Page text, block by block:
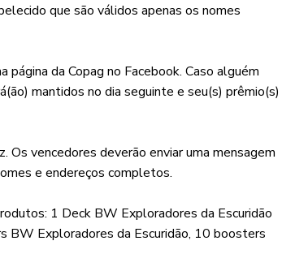
que são válidos apenas os nomes
página da Copag no Facebook. Caso alguém
mantidos no dia seguinte e seu(s) prêmio(s)
Os vencedores deverão enviar uma mensagem
e endereços completos.
1 Deck BW Exploradores da Escuridão
BW Exploradores da Escuridão, 10 boosters